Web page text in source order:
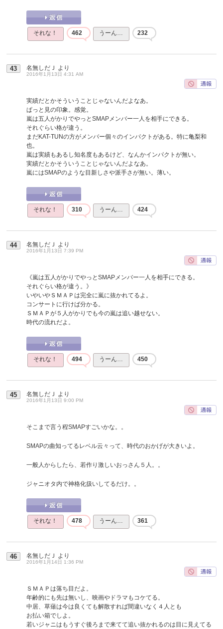
それな！ 462 うーん… 232
43 名無しだＪ より
2016年1月13日 4:31 AM
実績だとかそういうことじゃないんだよなあ。
ぱっと見の印象。感覚。
嵐は五人がかりでやっとSMAPメンバー一人を相手にできる。
それぐらい格が違う。
まだKAT-TUNの方がメンバー個々のインパクトがある。特に亀梨和
也。
嵐は実績もあるし知名度もあるけど、なんかインパクトが無い。
実績だとかそういうことじゃないんだよなあ。
嵐にはSMAPのような目新しさや派手さが無い。薄い。
それな！ 310 うーん… 424
44 名無しだＪ より
2016年1月13日 7:39 PM
《嵐は五人がかりでやっとSMAPメンバー一人を相手にできる。
それぐらい格が違う。》
いやいやＳＭＡＰは完全に嵐に抜かれてるよ。
コンサートに行けば分かる。
ＳＭＡＰが５人がかりでも今の嵐は追い越せない。
時代の流れだよ。
それな！ 494 うーん… 450
45 名無しだＪ より
2016年1月13日 9:00 PM
そこまで言う程SMAPすごいかな。。
SMAPの曲知ってるレベル云々って、時代のおかげが大きいよ。
一般人からしたら、若作り激しいおっさん５人。。
ジャニオタ内で神格化扱いしてるだけ。。
それな！ 478 うーん… 361
46 名無しだＪ より
2016年1月14日 1:36 PM
ＳＭＡＰは落ち目だよ。
年齢的にも先は無いし、映画やドラマもコケてる。
中居、草薙は今は良くても解散すれば間違いなく４人とも
お払い箱でしよ。
若いジャニはもうすぐ後ろまで来てて追い抜かれるのは目に見えてる